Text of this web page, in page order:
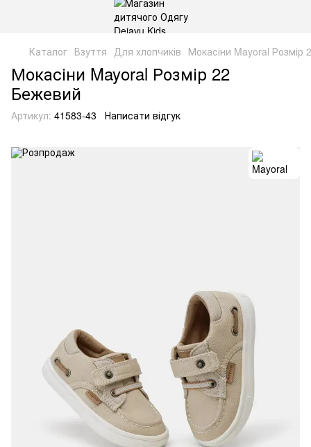
Каталог Взуття Для хлопчиків Мокасіни Mayoral Розмір
Мокасіни Mayoral Розмір 22
Бежевий
Артикул: 41583-43 Написати відгук